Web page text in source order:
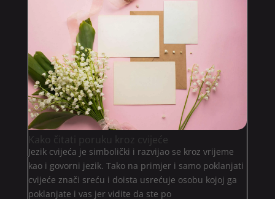
Kako čitati poruku kroz cvijeće
Jezik cvijeća je simbolički i razvijao se kroz vrijeme
kao i govorni jezik. Tako na primjer i samo poklanjati
cvijeće znači sreću i doista usrećuje osobu kojoj ga
poklanjate i vas jer vidite da ste po